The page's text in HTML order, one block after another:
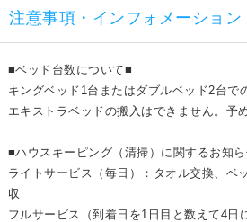
注意事項・インフォメーション
■ベッド台数について■
キングベッド1台またはダブルベッド2台で
エキストラベッドの搬入はできません。予
■ハウスキーピング（清掃）に関するお知
ライトサービス（毎日）：タオル交換、ベ
収
フルサービス（到着日を1日目と数えて4日